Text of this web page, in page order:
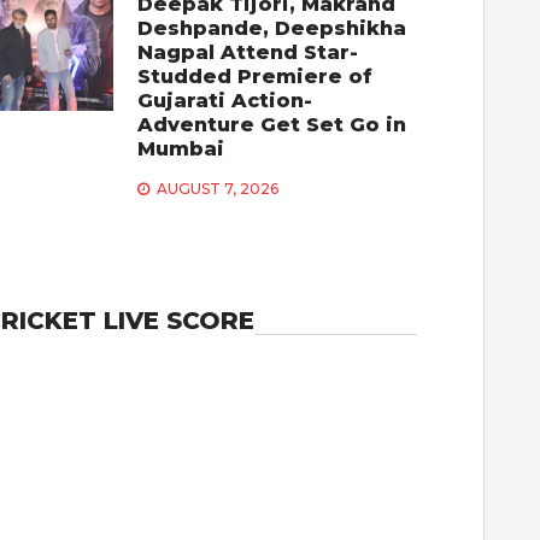
Deshpande, Deepshikha
Nagpal Attend Star-
Studded Premiere of
Gujarati Action-
Adventure Get Set Go in
Mumbai
AUGUST 7, 2026
LIVE SCORE